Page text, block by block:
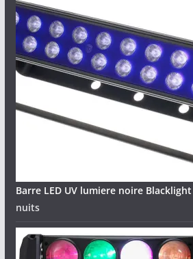
Barre LED UV lumiere noire Blacklight
nuits